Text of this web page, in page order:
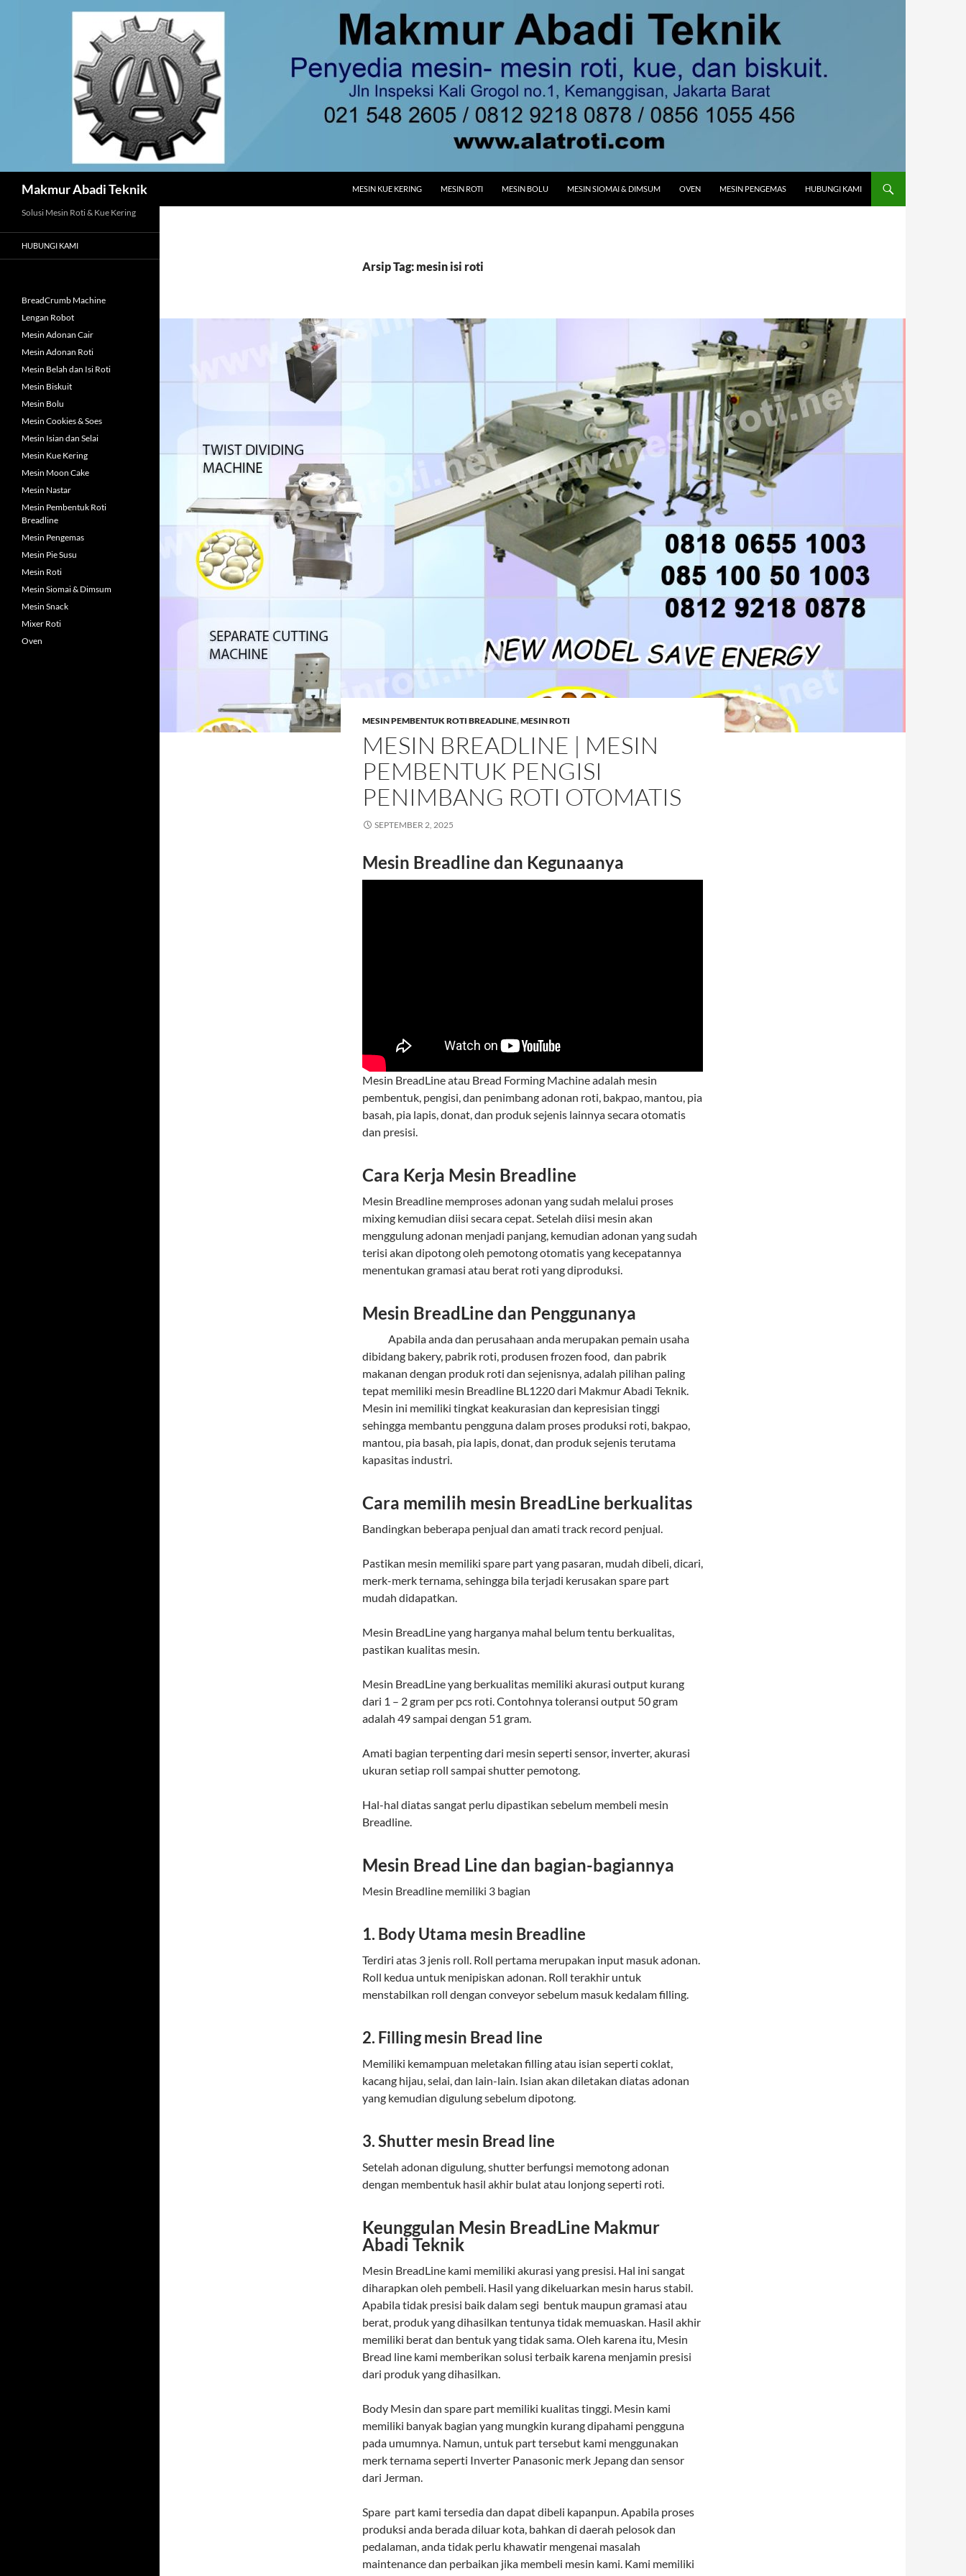
Makmur Abadi Teknik MESIN KUE KERING MESIN ROTI MESIN BOLU MESIN SIOMAI & DIMSUM OVEN MESIN PENGEMAS HUBUNGI KAMI
Arsip Tag: mesin isi roti
MESIN PEMBENTUK ROTI BREADLINE,MESIN ROTI
MESIN BREADLINE | MESIN
PEMBENTUK PENGISI
PENIMBANG ROTI OTOMATIS
SEPTEMBER 2, 2025
Mesin Breadline dan Kegunaanya
Mesin BreadLine atau Bread Forming Machine adalah mesin
pembentuk, pengisi, dan penimbang adonan roti, bakpao, mantou, pia
basah, pia lapis, donat, dan produk sejenis lainnya secara otomatis
dan presisi.
Cara Kerja Mesin Breadline
Mesin Breadline memproses adonan yang sudah melalui proses
mixing kemudian diisi secara cepat. Setelah diisi mesin akan
menggulung adonan menjadi panjang, kemudian adonan yang sudah
terisi akan dipotong oleh pemotong otomatis yang kecepatannya
menentukan gramasi atau berat roti yang diproduksi.
Mesin BreadLine dan Penggunanya
Apabila anda dan perusahaan anda merupakan pemain usaha
dibidang bakery, pabrik roti, produsen frozen food, dan pabrik
makanan dengan produk roti dan sejenisnya, adalah pilihan paling
tepat memiliki mesin Breadline BL1220 dari Makmur Abadi Teknik.
Mesin ini memiliki tingkat keakurasian dan kepresisian tinggi
sehingga membantu pengguna dalam proses produksi roti, bakpao,
mantou, pia basah, pia lapis, donat, dan produk sejenis terutama
kapasitas industri.
Cara memilih mesin BreadLine berkualitas
Bandingkan beberapa penjual dan amati track record penjual.
Pastikan mesin memiliki spare part yang pasaran, mudah dibeli, dicari,
merk-merk ternama, sehingga bila terjadi kerusakan spare part
mudah didapatkan.
Mesin BreadLine yang harganya mahal belum tentu berkualitas,
pastikan kualitas mesin.
Mesin BreadLine yang berkualitas memiliki akurasi output kurang
dari 1 – 2 gram per pcs roti. Contohnya toleransi output 50 gram
adalah 49 sampai dengan 51 gram.
Amati bagian terpenting dari mesin seperti sensor, inverter, akurasi
ukuran setiap roll sampai shutter pemotong.
Hal-hal diatas sangat perlu dipastikan sebelum membeli mesin
Breadline.
Mesin Bread Line dan bagian-bagiannya
Mesin Breadline memiliki 3 bagian
1. Body Utama mesin Breadline
Terdiri atas 3 jenis roll. Roll pertama merupakan input masuk adonan.
Roll kedua untuk menipiskan adonan. Roll terakhir untuk
menstabilkan roll dengan conveyor sebelum masuk kedalam filling.
2. Filling mesin Bread line
Memiliki kemampuan meletakan filling atau isian seperti coklat,
kacang hijau, selai, dan lain-lain. Isian akan diletakan diatas adonan
yang kemudian digulung sebelum dipotong.
3. Shutter mesin Bread line
Setelah adonan digulung, shutter berfungsi memotong adonan
dengan membentuk hasil akhir bulat atau lonjong seperti roti.
Keunggulan Mesin BreadLine Makmur
Abadi Teknik
Mesin BreadLine kami memiliki akurasi yang presisi. Hal ini sangat
diharapkan oleh pembeli. Hasil yang dikeluarkan mesin harus stabil.
Apabila tidak presisi baik dalam segi bentuk maupun gramasi atau
berat, produk yang dihasilkan tentunya tidak memuaskan. Hasil akhir
memiliki berat dan bentuk yang tidak sama. Oleh karena itu, Mesin
Bread line kami memberikan solusi terbaik karena menjamin presisi
dari produk yang dihasilkan.
Body Mesin dan spare part memiliki kualitas tinggi. Mesin kami
memiliki banyak bagian yang mungkin kurang dipahami pengguna
pada umumnya. Namun, untuk part tersebut kami menggunakan
merk ternama seperti Inverter Panasonic merk Jepang dan sensor
dari Jerman.
Spare part kami tersedia dan dapat dibeli kapanpun. Apabila proses
produksi anda berada diluar kota, bahkan di daerah pelosok dan
pedalaman, anda tidak perlu khawatir mengenai masalah
maintenance dan perbaikan jika membeli mesin kami. Kami memiliki
Solusi Mesin Roti & Kue Kering
HUBUNGI KAMI
BreadCrumb Machine
Lengan Robot
Mesin Adonan Cair
Mesin Adonan Roti
Mesin Belah dan Isi Roti
Mesin Biskuit
Mesin Bolu
Mesin Cookies & Soes
Mesin Isian dan Selai
Mesin Kue Kering
Mesin Moon Cake
Mesin Nastar
Mesin Pembentuk Roti
Breadline
Mesin Pengemas
Mesin Pie Susu
Mesin Roti
Mesin Siomai & Dimsum
Mesin Snack
Mixer Roti
Oven